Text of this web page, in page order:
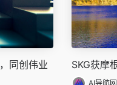
同创伟业
SKG获摩
AI导航网